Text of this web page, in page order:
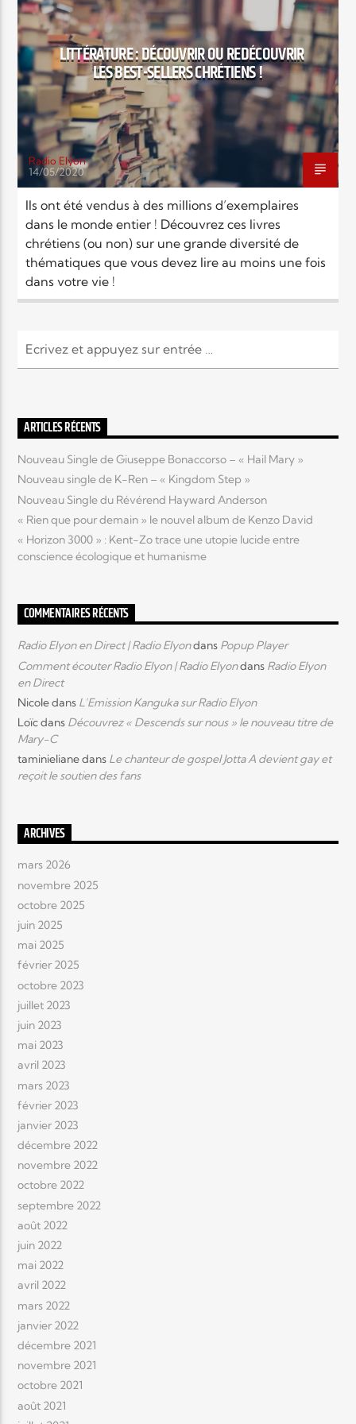
TITRE
ARTISTE
Radio Elyon
Elyon Rhema
Elyon Kids
LITTÉRATURE : DÉCOUVRIR OU REDÉCOUVRIR
LES BEST-SELLERS CHRÉTIENS !
Radio Elyon
14/05/2020
Ils ont été vendus à des millions d’exemplaires
dans le monde entier ! Découvrez ces livres
chrétiens (ou non) sur une grande diversité de
thématiques que vous devez lire au moins une fois
dans votre vie !
ARTICLES RÉCENTS
Nouveau Single de Giuseppe Bonaccorso – « Hail Mary »
Nouveau single de K-Ren – « Kingdom Step »
Nouveau Single du Révérend Hayward Anderson
« Rien que pour demain » le nouvel album de Kenzo David
« Horizon 3000 » : Kent-Zo trace une utopie lucide entre
conscience écologique et humanisme
COMMENTAIRES RÉCENTS
Radio Elyon en Direct | Radio Elyondans Popup Player
Comment écouter Radio Elyon | Radio Elyondans Radio Elyon
en Direct
Nicoledans L’Emission Kanguka sur Radio Elyon
Loïcdans Découvrez « Descends sur nous » le nouveau titre de
Mary-C
taminielianedans Le chanteur de gospel Jotta A devient gay et
reçoit le soutien des fans
ARCHIVES
mars 2026
novembre 2025
octobre 2025
juin 2025
mai 2025
février 2025
octobre 2023
juillet 2023
juin 2023
mai 2023
avril 2023
mars 2023
février 2023
janvier 2023
décembre 2022
novembre 2022
octobre 2022
septembre 2022
août 2022
juin 2022
mai 2022
avril 2022
mars 2022
janvier 2022
décembre 2021
novembre 2021
octobre 2021
août 2021